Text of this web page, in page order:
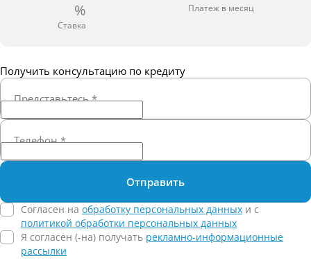
%
Ставка
Платеж в месяц
Получить консультацию по кредиту
Представьтесь*
Телефон*
Отправить
Согласен на обработку персональных данных и c
политикой обработки персональных данных
Я согласен (-на) получать рекламно-информационные
рассылки